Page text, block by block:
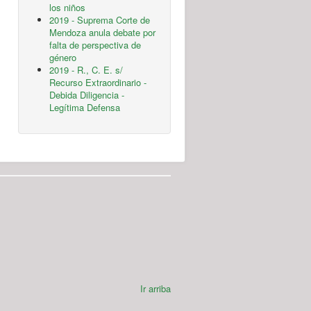
los niños
2019 - Suprema Corte de
Mendoza anula debate por
falta de perspectiva de
género
2019 - R., C. E. s/
Recurso Extraordinario -
Debida Diligencia -
Legítima Defensa
Ir arriba